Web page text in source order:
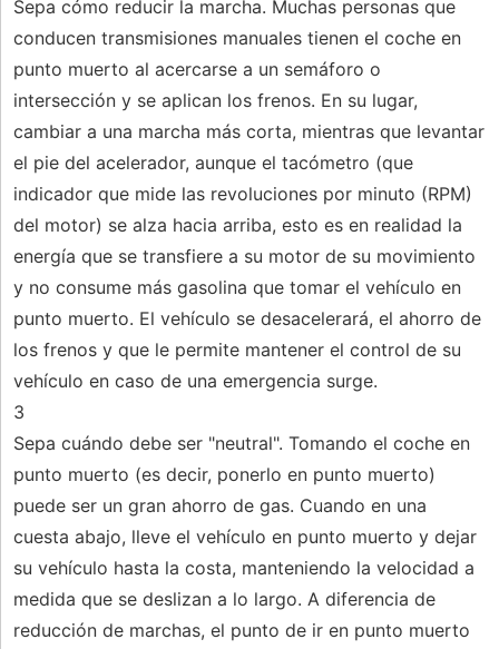
Sepa cómo reducir la marcha. Muchas personas que
conducen transmisiones manuales tienen el coche en
punto muerto al acercarse a un semáforo o
intersección y se aplican los frenos. En su lugar,
cambiar a una marcha más corta, mientras que levantar
el pie del acelerador, aunque el tacómetro (que
indicador que mide las revoluciones por minuto (RPM)
del motor) se alza hacia arriba, esto es en realidad la
energía que se transfiere a su motor de su movimiento
y no consume más gasolina que tomar el vehículo en
punto muerto. El vehículo se desacelerará, el ahorro de
los frenos y que le permite mantener el control de su
vehículo en caso de una emergencia surge.
3
Sepa cuándo debe ser "neutral". Tomando el coche en
punto muerto (es decir, ponerlo en punto muerto)
puede ser un gran ahorro de gas. Cuando en una
cuesta abajo, lleve el vehículo en punto muerto y dejar
su vehículo hasta la costa, manteniendo la velocidad a
medida que se deslizan a lo largo. A diferencia de
reducción de marchas, el punto de ir en punto muerto